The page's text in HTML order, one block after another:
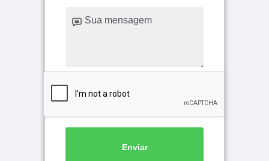
Enviar